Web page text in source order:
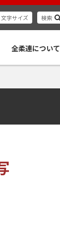
文字サイズ 検索
全柔連について